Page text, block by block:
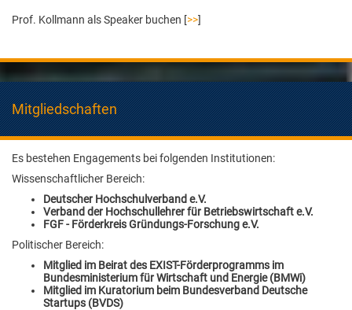
Prof. Kollmann als Speaker buchen [>>]
Mitgliedschaften
Es bestehen Engagements bei folgenden Institutionen:
Wissenschaftlicher Bereich:
Deutscher Hochschulverband e.V.
Verband der Hochschullehrer für Betriebswirtschaft e.V.
FGF - Förderkreis Gründungs-Forschung e.V.
Politischer Bereich:
Mitglied im Beirat des EXIST-Förderprogramms im
Bundesministerium für Wirtschaft und Energie (BMWi)
Mitglied im Kuratorium beim Bundesverband Deutsche
Startups (BVDS)